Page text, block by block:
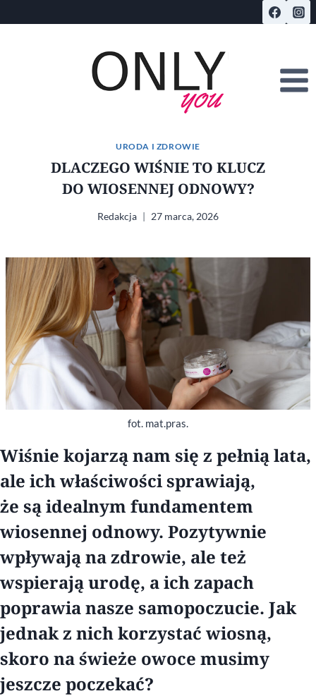
do
URODA I ZDROWIE
DLACZEGO WIŚNIE TO KLUCZ
DO WIOSENNEJ ODNOWY?
Redakcja 27 marca, 2026
fot. mat.pras.
Wiśnie kojarzą nam się z pełnią lata,
ale ich właściwości sprawiają,
że są idealnym fundamentem
wiosennej odnowy. Pozytywnie
wpływają na zdrowie, ale też
wspierają urodę, a ich zapach
poprawia nasze samopoczucie. Jak
jednak z nich korzystać wiosną,
skoro na świeże owoce musimy
jeszcze poczekać?